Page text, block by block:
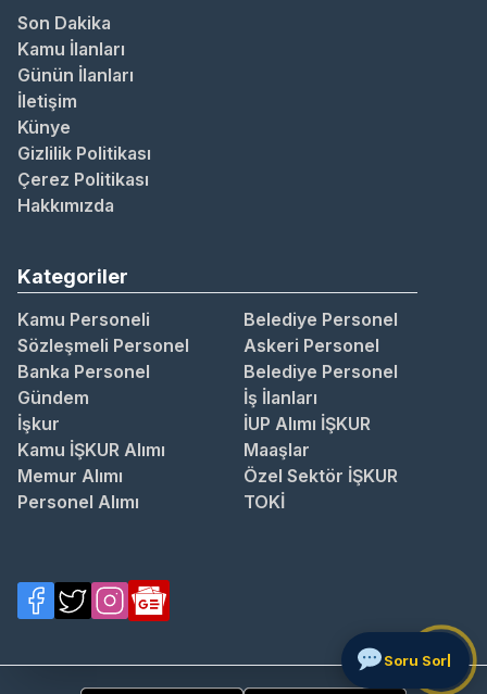
Son Dakika
Kamu İlanları
Günün İlanları
İletişim
Künye
Gizlilik Politikası
Çerez Politikası
Hakkımızda
Kategoriler
Kamu Personeli
Belediye Personel
Sözleşmeli Personel
Askeri Personel
Banka Personel
Belediye Personel
Gündem
İş İlanları
İşkur
İUP Alımı İŞKUR
Kamu İŞKUR Alımı
Maaşlar
Memur Alımı
Özel Sektör İŞKUR
Personel Alımı
TOKİ
Soru Sor